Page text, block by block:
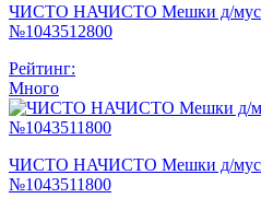
ЧИСТО НАЧИСТО Мешки д/
№1043512800
Рейтинг:
Много
ЧИСТО НАЧИСТО Мешки д/
№1043511800